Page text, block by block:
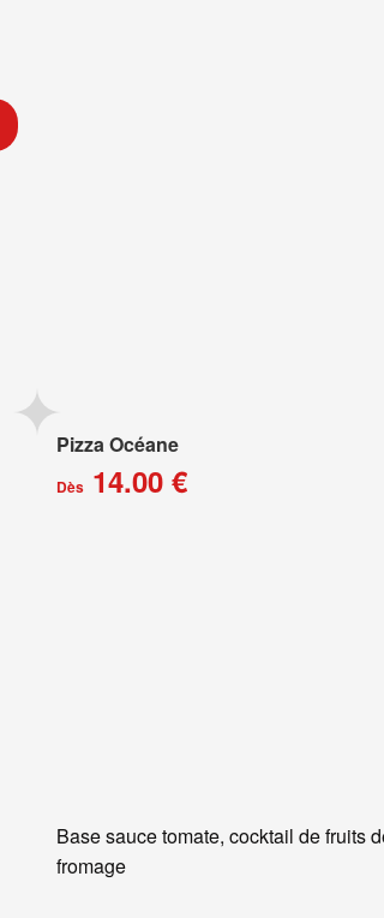
Pizza Océane
Dès14.00 €
Base sauce tomate, cocktail de fruits
fromage